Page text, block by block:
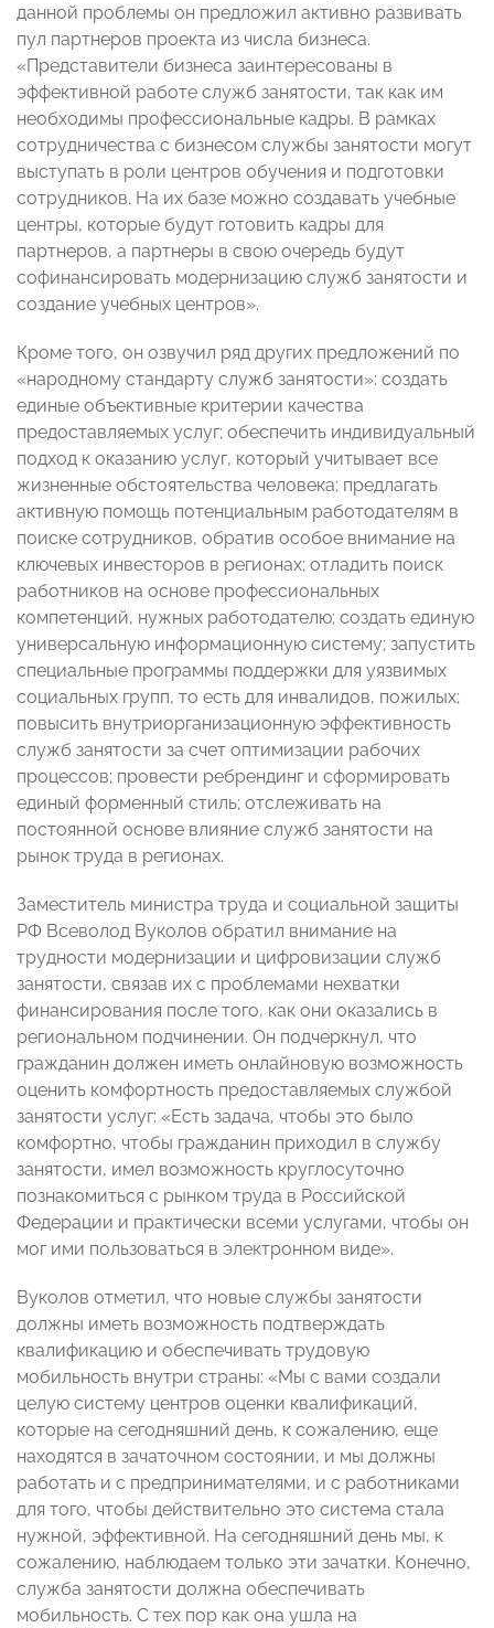
данной проблемы он предложил активно развивать
пул партнеров проекта из числа бизнеса.
«Представители бизнеса заинтересованы в
эффективной работе служб занятости, так как им
необходимы профессиональные кадры. В рамках
сотрудничества с бизнесом службы занятости могут
выступать в роли центров обучения и подготовки
сотрудников. На их базе можно создавать учебные
центры, которые будут готовить кадры для
партнеров, а партнеры в свою очередь будут
софинансировать модернизацию служб занятости и
создание учебных центров».
Кроме того, он озвучил ряд других предложений по
«народному стандарту служб занятости»: создать
единые объективные критерии качества
предоставляемых услуг; обеспечить индивидуальный
подход к оказанию услуг, который учитывает все
жизненные обстоятельства человека; предлагать
активную помощь потенциальным работодателям в
поиске сотрудников, обратив особое внимание на
ключевых инвесторов в регионах; отладить поиск
работников на основе профессиональных
компетенций, нужных работодателю; создать единую
универсальную информационную систему; запустить
специальные программы поддержки для уязвимых
социальных групп, то есть для инвалидов, пожилых;
повысить внутриорганизационную эффективность
служб занятости за счет оптимизации рабочих
процессов; провести ребрендинг и сформировать
единый форменный стиль; отслеживать на
постоянной основе влияние служб занятости на
рынок труда в регионах.
Заместитель министра труда и социальной защиты
РФ Всеволод Вуколов обратил внимание на
трудности модернизации и цифровизации служб
занятости, связав их с проблемами нехватки
финансирования после того, как они оказались в
региональном подчинении. Он подчеркнул, что
гражданин должен иметь онлайновую возможность
оценить комфортность предоставляемых службой
занятости услуг: «Есть задача, чтобы это было
комфортно, чтобы гражданин приходил в службу
занятости, имел возможность круглосуточно
познакомиться с рынком труда в Российской
Федерации и практически всеми услугами, чтобы он
мог ими пользоваться в электронном виде».
Вуколов отметил, что новые службы занятости
должны иметь возможность подтверждать
квалификацию и обеспечивать трудовую
мобильность внутри страны: «Мы с вами создали
целую систему центров оценки квалификаций,
которые на сегодняшний день, к сожалению, еще
находятся в зачаточном состоянии, и мы должны
работать и с предпринимателями, и с работниками
для того, чтобы действительно это система стала
нужной, эффективной. На сегодняшний день мы, к
сожалению, наблюдаем только эти зачатки. Конечно,
служба занятости должна обеспечивать
мобильность. С тех пор как она ушла на